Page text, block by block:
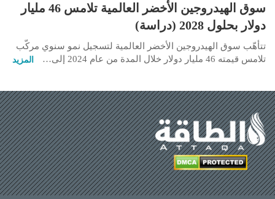
سوق الهيدروجين الأخضر العالمية تلامس 46 مليار
دولار بحلول 2028 (دراسة)
تتأهّب سوق الهيدروجين الأخضر العالمية لتسجيل نمو سنوي مركّب
تلامس قيمته 46 مليار دولار خلال المدة من عام 2024 إلى…
المزيد